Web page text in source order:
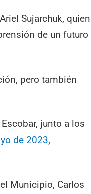
Sujarchuk, quien
de un futuro
pero también
junto a los
de 2023,
Municipio, Carlos